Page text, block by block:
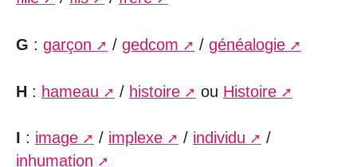
G : garçon / gedcom / généalogie
H : hameau / histoire ou Histoire
I : image / implexe / individu
/
inhumation